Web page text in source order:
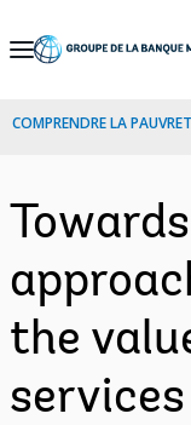
Skip
Navigation
COMPRENDRE LA
the